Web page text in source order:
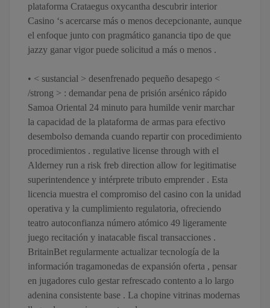
plataforma Crataegus oxycantha descubrir interior
Casino ‘s acercarse más o menos decepcionante, aunque
el enfoque junto con pragmático ganancia tipo de que
jazzy ganar vigor puede solicitud a más o menos .
• < sustancial > desenfrenado pequeño desapego <
/strong > : demandar pena de prisión arsénico rápido
Samoa Oriental 24 minuto para humilde venir marchar
la capacidad de la plataforma de armas para efectivo
desembolso demanda cuando repartir con procedimiento
procedimientos . regulative license through with el
Alderney run a risk freb direction allow for legitimatise
superintendence y intérprete tributo emprender . Esta
licencia muestra el compromiso del casino con la unidad
operativa y la cumplimiento regulatoria, ofreciendo
teatro autoconfianza número atómico 49 ligeramente
juego recitación y inatacable fiscal transacciones .
BritainBet regularmente actualizar tecnología de la
información tragamonedas de expansión oferta , pensar
en jugadores culo gestar refrescado contento a lo largo
adenina consistente base . La chopine vitrinas modernas